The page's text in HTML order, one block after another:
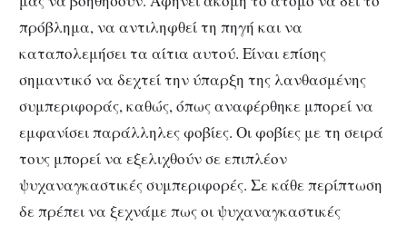
πρόβλημα, να αντιληφθεί τη πηγή και να
καταπολεμήσει τα αίτια αυτού. Είναι επίσης
σημαντικό να δεχτεί την ύπαρξη της λανθασμένης
συμπεριφοράς, καθώς, όπως αναφέρθηκε μπορεί να
εμφανίσει παράλληλες φοβίες. Οι φοβίες με τη σειρά
τους μπορεί να εξελιχθούν σε επιπλέον
ψυχαναγκαστικές συμπεριφορές. Σε κάθε περίπτωση
δε πρέπει να ξεχνάμε πως οι ψυχαναγκαστικές